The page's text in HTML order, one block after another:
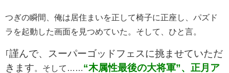
つぎの瞬間、俺は居住まいを正して椅子に正座し、パズド
ラを起動した画面を見つめていた。そして、ひと言。
謹んで、スーパーゴッドフェスに挑ませていただ
きます 。そして…… “木属性最後の大将軍”、正月ア